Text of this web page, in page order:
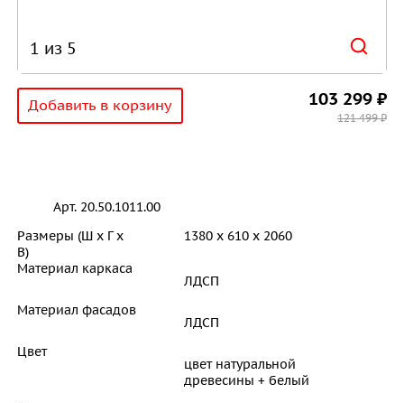
1 из 5
Добавить в корзину 103 299 ₽
121 499 ₽
Арт. 20.50.1011.00
Размеры (Ш х Г х
В)
1380 x 610 x 2060
Материал каркаса
ЛДСП
Материал фасадов
ЛДСП
Цвет
цвет натуральной
древесины + белый